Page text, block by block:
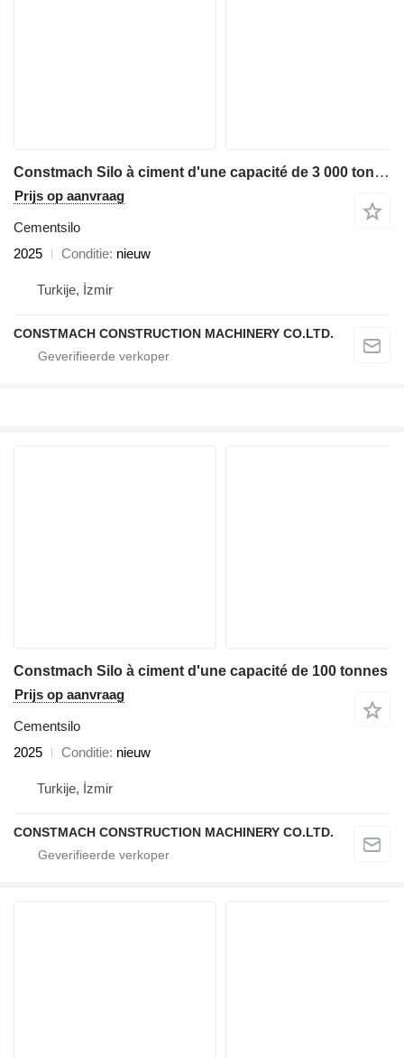
Constmach Silo à ciment d'une capacité de 3 000 tonnes
Prijs op aanvraag
Cementsilo
2025
Conditie nieuw
Turkije, İzmir
CONSTMACH CONSTRUCTION MACHINERY CO.LTD.
Constmach Silo à ciment d'une capacité de 100 tonnes
Prijs op aanvraag
Cementsilo
2025
Conditie nieuw
Turkije, İzmir
CONSTMACH CONSTRUCTION MACHINERY CO.LTD.